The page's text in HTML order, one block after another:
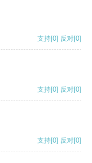
支持[0] 反对[0]
支持[0] 反对[0]
支持[0] 反对[0]